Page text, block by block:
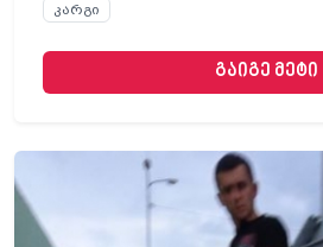
კარგი
გაიგე მეტი